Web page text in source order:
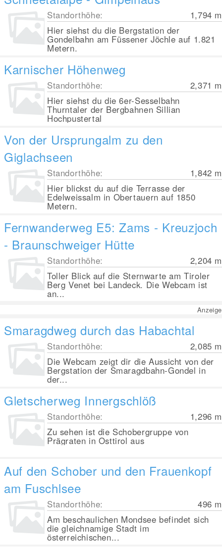
Standorthöhe: 1,794 m
Hier siehst du die Bergstation der
Gondelbahn am Füssener Jöchle auf 1.821
Metern.
Karnischer Höhenweg
Standorthöhe: 2,371 m
Hier siehst du die 6er-Sesselbahn
Thurntaler der Bergbahnen Sillian
Hochpustertal
Von der Ursprungalm zu den
Giglachseen
Standorthöhe: 1,842 m
Hier blickst du auf die Terrasse der
Edelweissalm in Obertauern auf 1850
Metern.
Fernwanderweg E5: Zams - Kreuzjoch
- Braunschweiger Hütte
Standorthöhe: 2,204 m
Toller Blick auf die Sternwarte am Tiroler
Berg Venet bei Landeck. Die Webcam ist
an...
Anzeige
Smaragdweg durch das Habachtal
Standorthöhe: 2,085 m
Die Webcam zeigt dir die Aussicht von der
Bergstation der Smaragdbahn-Gondel in
der...
Gletscherweg Innergschlöß
Standorthöhe: 1,296 m
Zu sehen ist die Schobergruppe von
Prägraten in Osttirol aus
Auf den Schober und den Frauenkopf
am Fuschlsee
Standorthöhe: 496 m
Am beschaulichen Mondsee befindet sich
die gleichnamige Stadt im
österreichischen...